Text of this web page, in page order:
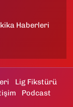
Haberleri
Lig Fikstürü
Podcast